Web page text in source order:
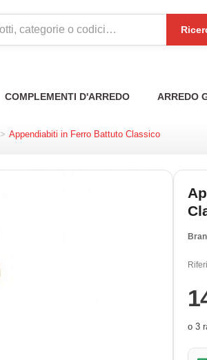
COMPLEMENTI D'ARREDO ARREDO
> Appendiabiti in Ferro Battuto Classico